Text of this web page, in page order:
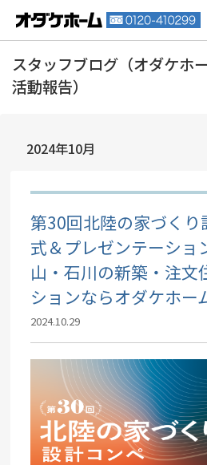
2024年10月
第30回北陸の家づく
式＆プレゼンテーショ
山・石川の新築・注文
ションならオダケホー
2024.10.29